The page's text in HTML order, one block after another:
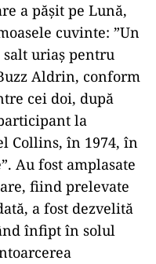
a păşit pe Lună,
cuvinte: ”Un
uriaş pentru
Aldrin, conform
cei doi, după
la
Collins, în 1974, în
Au fost amplasate
fiind prelevate
a fost dezvelită
înfipt în solul